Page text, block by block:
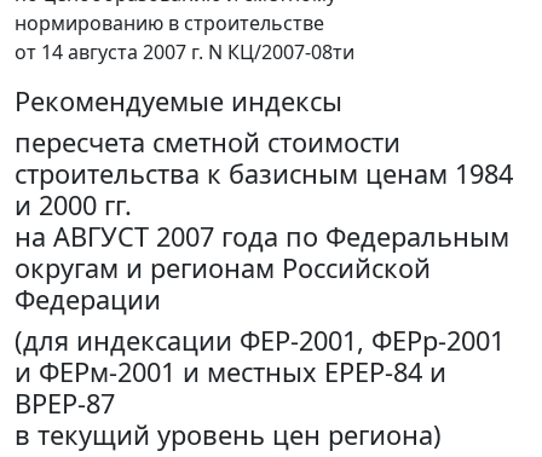
нормированию в строительстве
от 14 августа 2007 г. N КЦ/2007-08ти
Рекомендуемые индексы
пересчета сметной стоимости
строительства к базисным ценам 1984
и 2000 гг.
на АВГУСТ 2007 года по Федеральным
округам и регионам Российской
Федерации
(для индексации ФЕР-2001, ФЕРр-2001
и ФЕРм-2001 и местных ЕРЕР-84 и
ВРЕР-87
в текущий уровень цен региона)